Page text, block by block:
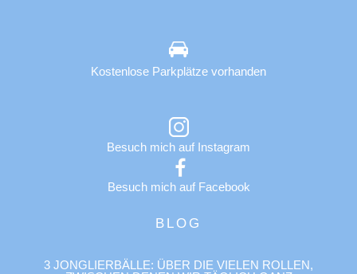
Kostenlose Parkplätze vorhanden
Besuch mich auf Instagram
Besuch mich auf Facebook
BLOG
3 JONGLIERBÄLLE: ÜBER DIE VIELEN ROLLEN,